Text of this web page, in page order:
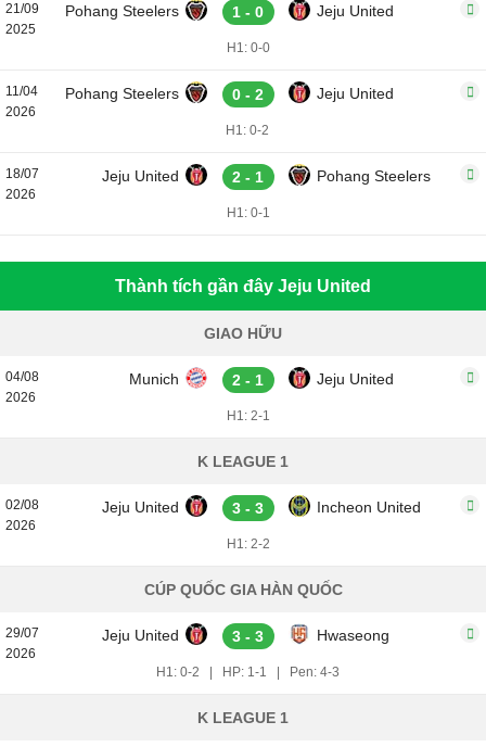
21/09
2025
Pohang Steelers 1 - 0 Jeju United
H1: 0-0
11/04
2026
Pohang Steelers 0 - 2 Jeju United
H1: 0-2
18/07
2026
Jeju United 2 - 1 Pohang Steelers
H1: 0-1
Thành tích gần đây Jeju United
GIAO HỮU
04/08
2026
Munich 2 - 1 Jeju United
H1: 2-1
K LEAGUE 1
02/08
2026
Jeju United 3 - 3 Incheon United
H1: 2-2
CÚP QUỐC GIA HÀN QUỐC
29/07
2026
Jeju United 3 - 3 Hwaseong
H1: 0-2 HP: 1-1 Pen: 4-3
K LEAGUE 1